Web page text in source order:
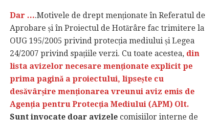
Dar ….Motivele de drept menționate în Referatul de
Aprobare și în Proiectul de Hotărâre fac trimitere la
OUG 195/2005 privind protecția mediului și Legea
24/2007 privind spațiile verzi. Cu toate acestea, din
lista avizelor necesare menționate explicit pe
prima pagină a proiectului, lipsește cu
desăvârșire menționarea vreunui aviz emis de
Agenția pentru Protecția Mediului (APM) Olt.
Sunt invocate doar avizele comisiilor interne de